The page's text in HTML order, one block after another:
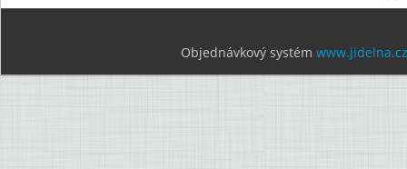
Objednávkový systém www.jidelna.cz